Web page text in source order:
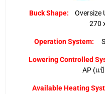
Buck Shape:
270
Operation System:
Lowering Controlled
AP (แ
Available Heating